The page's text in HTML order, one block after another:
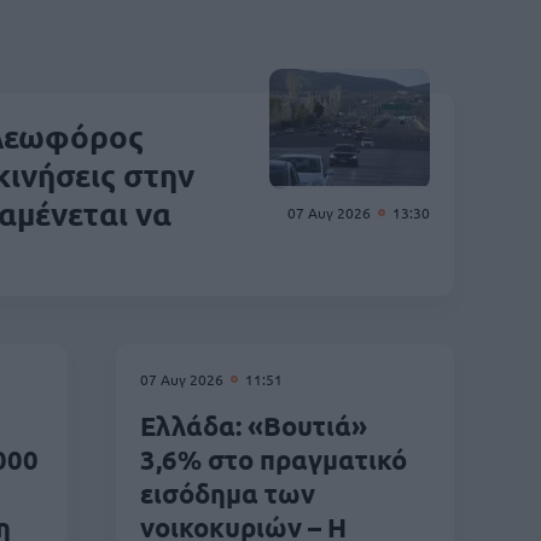
07 Αυγ 2026 13:30
στην
να
07 Αυγ 2026 11:51
Ελλάδα: «Βουτιά»
3,6% στο πραγματικό
εισόδημα των
νοικοκυριών – Η